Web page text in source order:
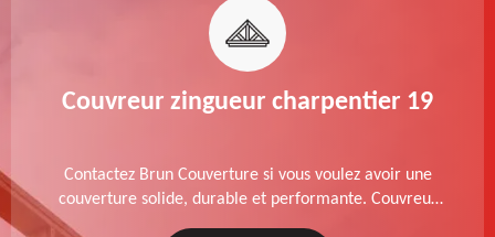
Couvreur zingueur charpentier 19
Contactez Brun Couverture si vous voulez avoir une
couverture solide, durable et performante. Couvreur
zingueur charpentier dans le 19 Corrèze, nos services